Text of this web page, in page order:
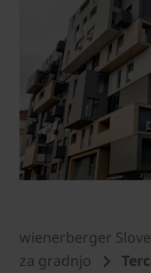
wienerberger
za gradnjo